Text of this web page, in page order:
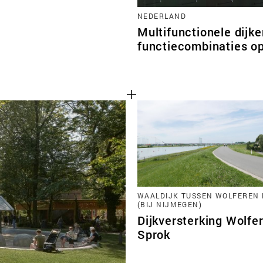
NEDERLAND
Multifunctionele
functiecombinaties
WAALDIJK TUSSEN WOLFEREN
(BIJ NIJMEGEN)
Dijkversterking
Sprok